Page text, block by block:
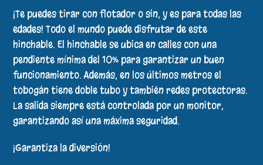
¡Te puedes tirar con flotador o sin, y es para todas las
edades! Todo el mundo puede disfrutar de este
hinchable. El hinchable se ubica en calles con una
pendiente mínima del 10% para garantizar un buen
funcionamiento. Además, en los últimos metros el
tobogán tiene doble tubo y también redes protectoras.
La salida siempre está controlada por un monitor,
garantizando así una máxima seguridad.
¡Garantiza la diversión!